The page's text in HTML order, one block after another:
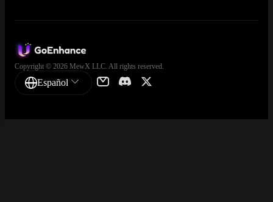
Copyright © 2026 MewX LLC. All rights reserved.
Español